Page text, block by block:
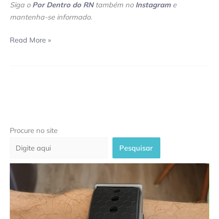
Siga o Por Dentro do RNtambém no Instagrame
mantenha-se informado.
Read More »
Procure no site
Pesquisar